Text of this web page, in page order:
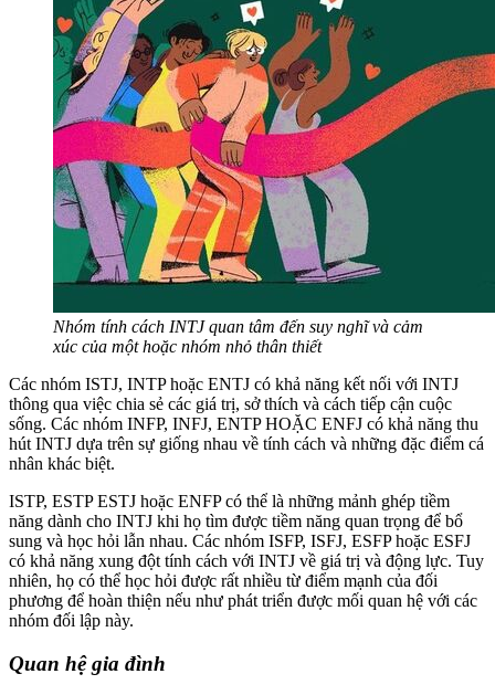
Nhóm tính cách INTJ quan tâm đến suy nghĩ và cảm
xúc của một hoặc nhóm nhỏ thân thiết
Các nhóm ISTJ, INTP hoặc ENTJ có khả năng kết nối với INTJ
thông qua việc chia sẻ các giá trị, sở thích và cách tiếp cận cuộc
sống. Các nhóm INFP, INFJ, ENTP HOẶC ENFJ có khả năng thu
hút INTJ dựa trên sự giống nhau về tính cách và những đặc điểm cá
nhân khác biệt.
ISTP, ESTP ESTJ hoặc ENFP có thể là những mảnh ghép tiềm
năng dành cho INTJ khi họ tìm được tiềm năng quan trọng để bổ
sung và học hỏi lẫn nhau. Các nhóm ISFP, ISFJ, ESFP hoặc ESFJ
có khả năng xung đột tính cách với INTJ về giá trị và động lực. Tuy
nhiên, họ có thể học hỏi được rất nhiều từ điểm mạnh của đối
phương để hoàn thiện nếu như phát triển được mối quan hệ với các
nhóm đối lập này.
Quan hệ gia đình